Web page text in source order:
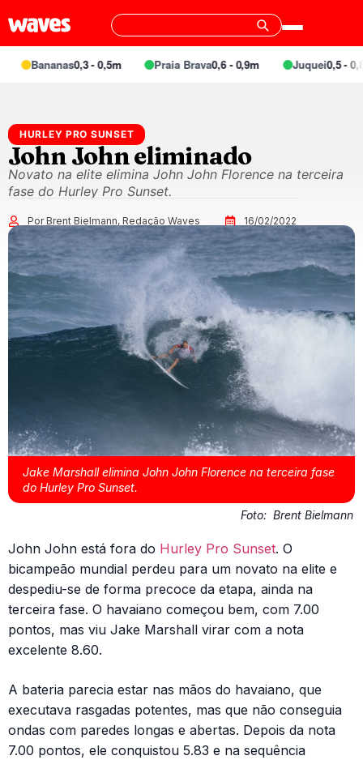
Bananas0,3 - 0,5m Praia Brava0,6 - 0,9m Juquei0,5 - 0,8m
HURLEY PRO SUNSET
John John eliminado
Novato na elite elimina John John Florence na terceira
fase do Hurley Pro Sunset.
Por Brent Bielmann, Redação Waves 16/02/2022
Jake Marshall elimina John John Florence na terceira fase
do Hurley Pro Sunset.
Foto: Brent Bielmann
John John está fora do Hurley Pro Sunset. O
bicampeão mundial perdeu para um novato na elite e
despediu-se de forma precoce da etapa, ainda na
terceira fase. O havaiano começou bem, com 7.00
pontos, mas viu Jake Marshall virar com a nota
excelente 8.60.
A bateria parecia estar nas mãos do havaiano, que
executava rasgadas potentes, mas que não conseguia
ondas com paredes longas e abertas. Depois da nota
7.00 pontos, ele conquistou 5.83 e na sequência